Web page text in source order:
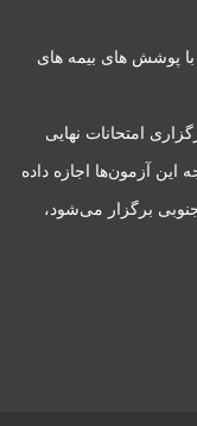
با پوشش های بیمه های
امتحانات نهایی
موجه این آزمون‌ها اجازه داده
برگزار می‌شود،